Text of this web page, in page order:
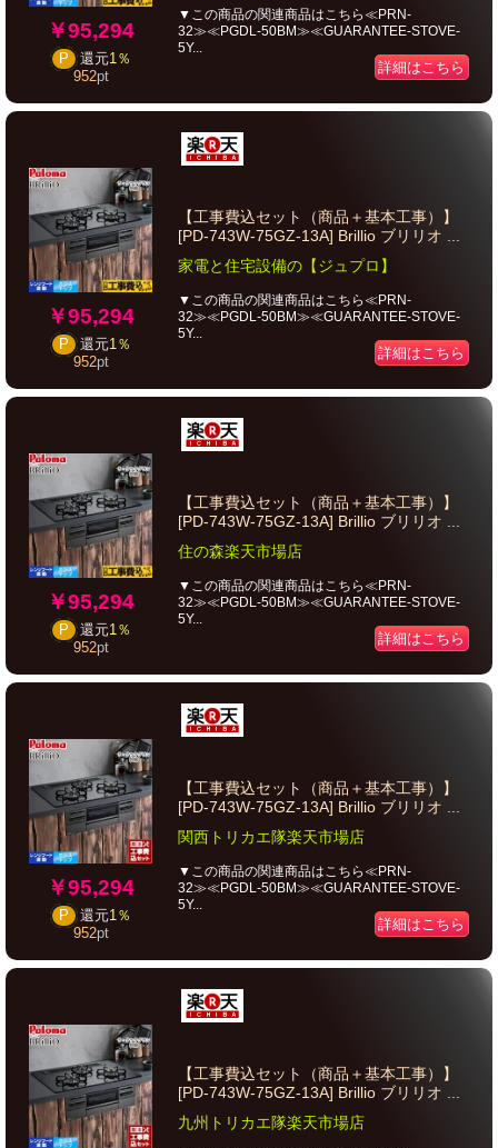
￥95,294
P 還元1％
952pt
▼この商品の関連商品はこちら≪PRN-
32≫≪PGDL-50BM≫≪GUARANTEE-STOVE-
5Y...
詳細はこちら
￥95,294
P 還元1％
952pt
【工事費込セット（商品＋基本工事）】
[PD-743W-75GZ-13A] Brillio ブリリオ ...
家電と住宅設備の【ジュプロ】
▼この商品の関連商品はこちら≪PRN-
32≫≪PGDL-50BM≫≪GUARANTEE-STOVE-
5Y...
詳細はこちら
￥95,294
P 還元1％
952pt
【工事費込セット（商品＋基本工事）】
[PD-743W-75GZ-13A] Brillio ブリリオ ...
住の森楽天市場店
▼この商品の関連商品はこちら≪PRN-
32≫≪PGDL-50BM≫≪GUARANTEE-STOVE-
5Y...
詳細はこちら
￥95,294
P 還元1％
952pt
【工事費込セット（商品＋基本工事）】
[PD-743W-75GZ-13A] Brillio ブリリオ ...
関西トリカエ隊楽天市場店
▼この商品の関連商品はこちら≪PRN-
32≫≪PGDL-50BM≫≪GUARANTEE-STOVE-
5Y...
詳細はこちら
【工事費込セット（商品＋基本工事）】
[PD-743W-75GZ-13A] Brillio ブリリオ ...
九州トリカエ隊楽天市場店